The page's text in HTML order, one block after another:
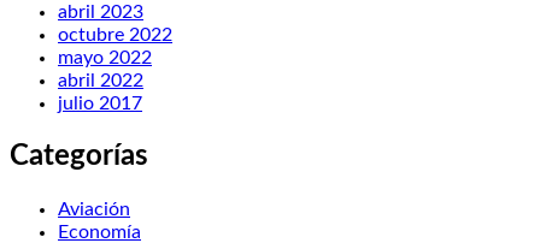
abril 2023
octubre 2022
mayo 2022
abril 2022
julio 2017
Categorías
Aviación
Economía